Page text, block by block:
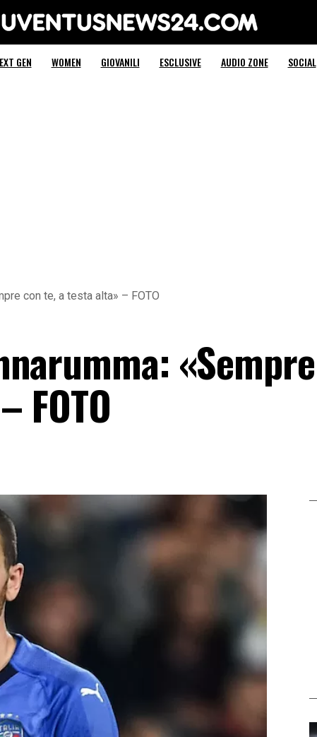
Juventus News 24
GEN WOMEN GIOVANILI ESCLUSIVE AUDIO ZONE SOCIAL
con te, a testa alta» – FOTO
«Sempre
FOTO